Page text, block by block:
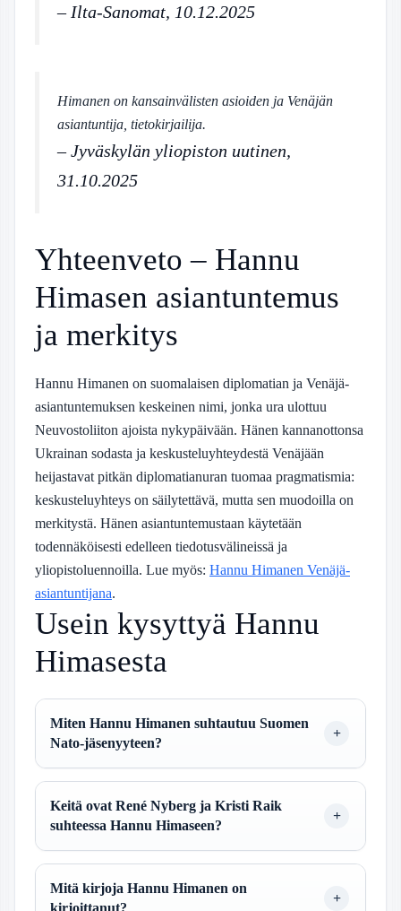
– Ilta-Sanomat, 10.12.2025
Himanen on kansainvälisten asioiden ja Venäjän
asiantuntija, tietokirjailija.
– Jyväskylän yliopiston uutinen,
31.10.2025
Yhteenveto – Hannu
Himasen asiantuntemus
ja merkitys
Hannu Himanen on suomalaisen diplomatian ja Venäjä-
asiantuntemuksen keskeinen nimi, jonka ura ulottuu
Neuvostoliiton ajoista nykypäivään. Hänen kannanottonsa
Ukrainan sodasta ja keskusteluyhteydestä Venäjään
heijastavat pitkän diplomatianuran tuomaa pragmatismia:
keskusteluyhteys on säilytettävä, mutta sen muodoilla on
merkitystä. Hänen asiantuntemustaan käytetään
todennäköisesti edelleen tiedotusvälineissä ja
yliopistoluennoilla. Lue myös: Hannu Himanen Venäjä-
asiantuntijana.
Usein kysyttyä Hannu
Himasesta
Miten Hannu Himanen suhtautuu Suomen
Nato-jäsenyyteen?
Keitä ovat René Nyberg ja Kristi Raik
suhteessa Hannu Himaseen?
Mitä kirjoja Hannu Himanen on
kirjoittanut?